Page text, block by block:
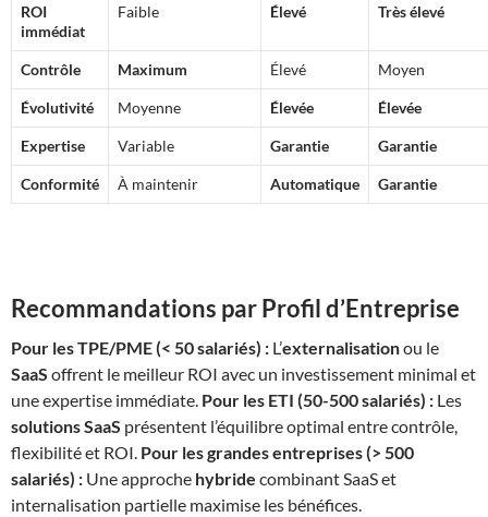
ROI
immédiat
Faible Élevé Très élevé
Contrôle Maximum Élevé Moyen
Évolutivité Moyenne Élevée Élevée
Expertise Variable Garantie Garantie
Conformité À maintenir Automatique Garantie
Recommandations par Profil d’Entreprise
Pour les TPE/PME (< 50 salariés) : L’externalisationou le
SaaS offrent le meilleur ROI avec un investissement minimal et
une expertise immédiate. Pour les ETI (50-500 salariés) : Les
solutions SaaS présentent l’équilibre optimal entre contrôle,
flexibilité et ROI. Pour les grandes entreprises (> 500
salariés) : Une approche hybride combinant SaaS et
internalisation partielle maximise les bénéfices.